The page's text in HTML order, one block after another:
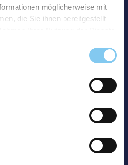
möglicherweise mit
die Sie ihnen bereitgestellt